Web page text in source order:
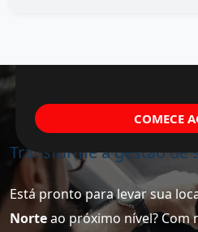
Transforme a gestão de
Está pronto para levar sua
Norteao próximo nível? Com
COMECE